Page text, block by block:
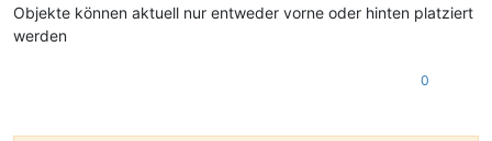
Objekte können aktuell nur entweder vorne oder hinten platziert
werden
0